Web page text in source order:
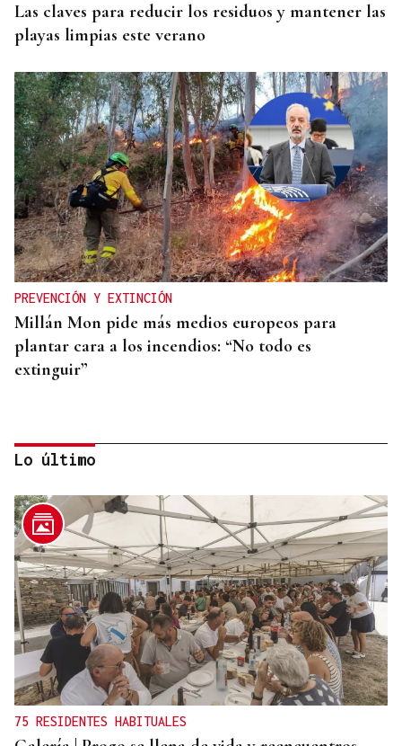
Las claves para reducir los residuos y mantener las
playas limpias este verano
PREVENCIÓN Y EXTINCIÓN
Millán Mon pide más medios europeos para
plantar cara a los incendios: “No todo es
extinguir”
BATERÍA DE MEDIDAS
Estas son las medidas acordadas por la Xunta,
CEG y UGT para reducir las bajas laborales
Lo último
75 RESIDENTES HABITUALES